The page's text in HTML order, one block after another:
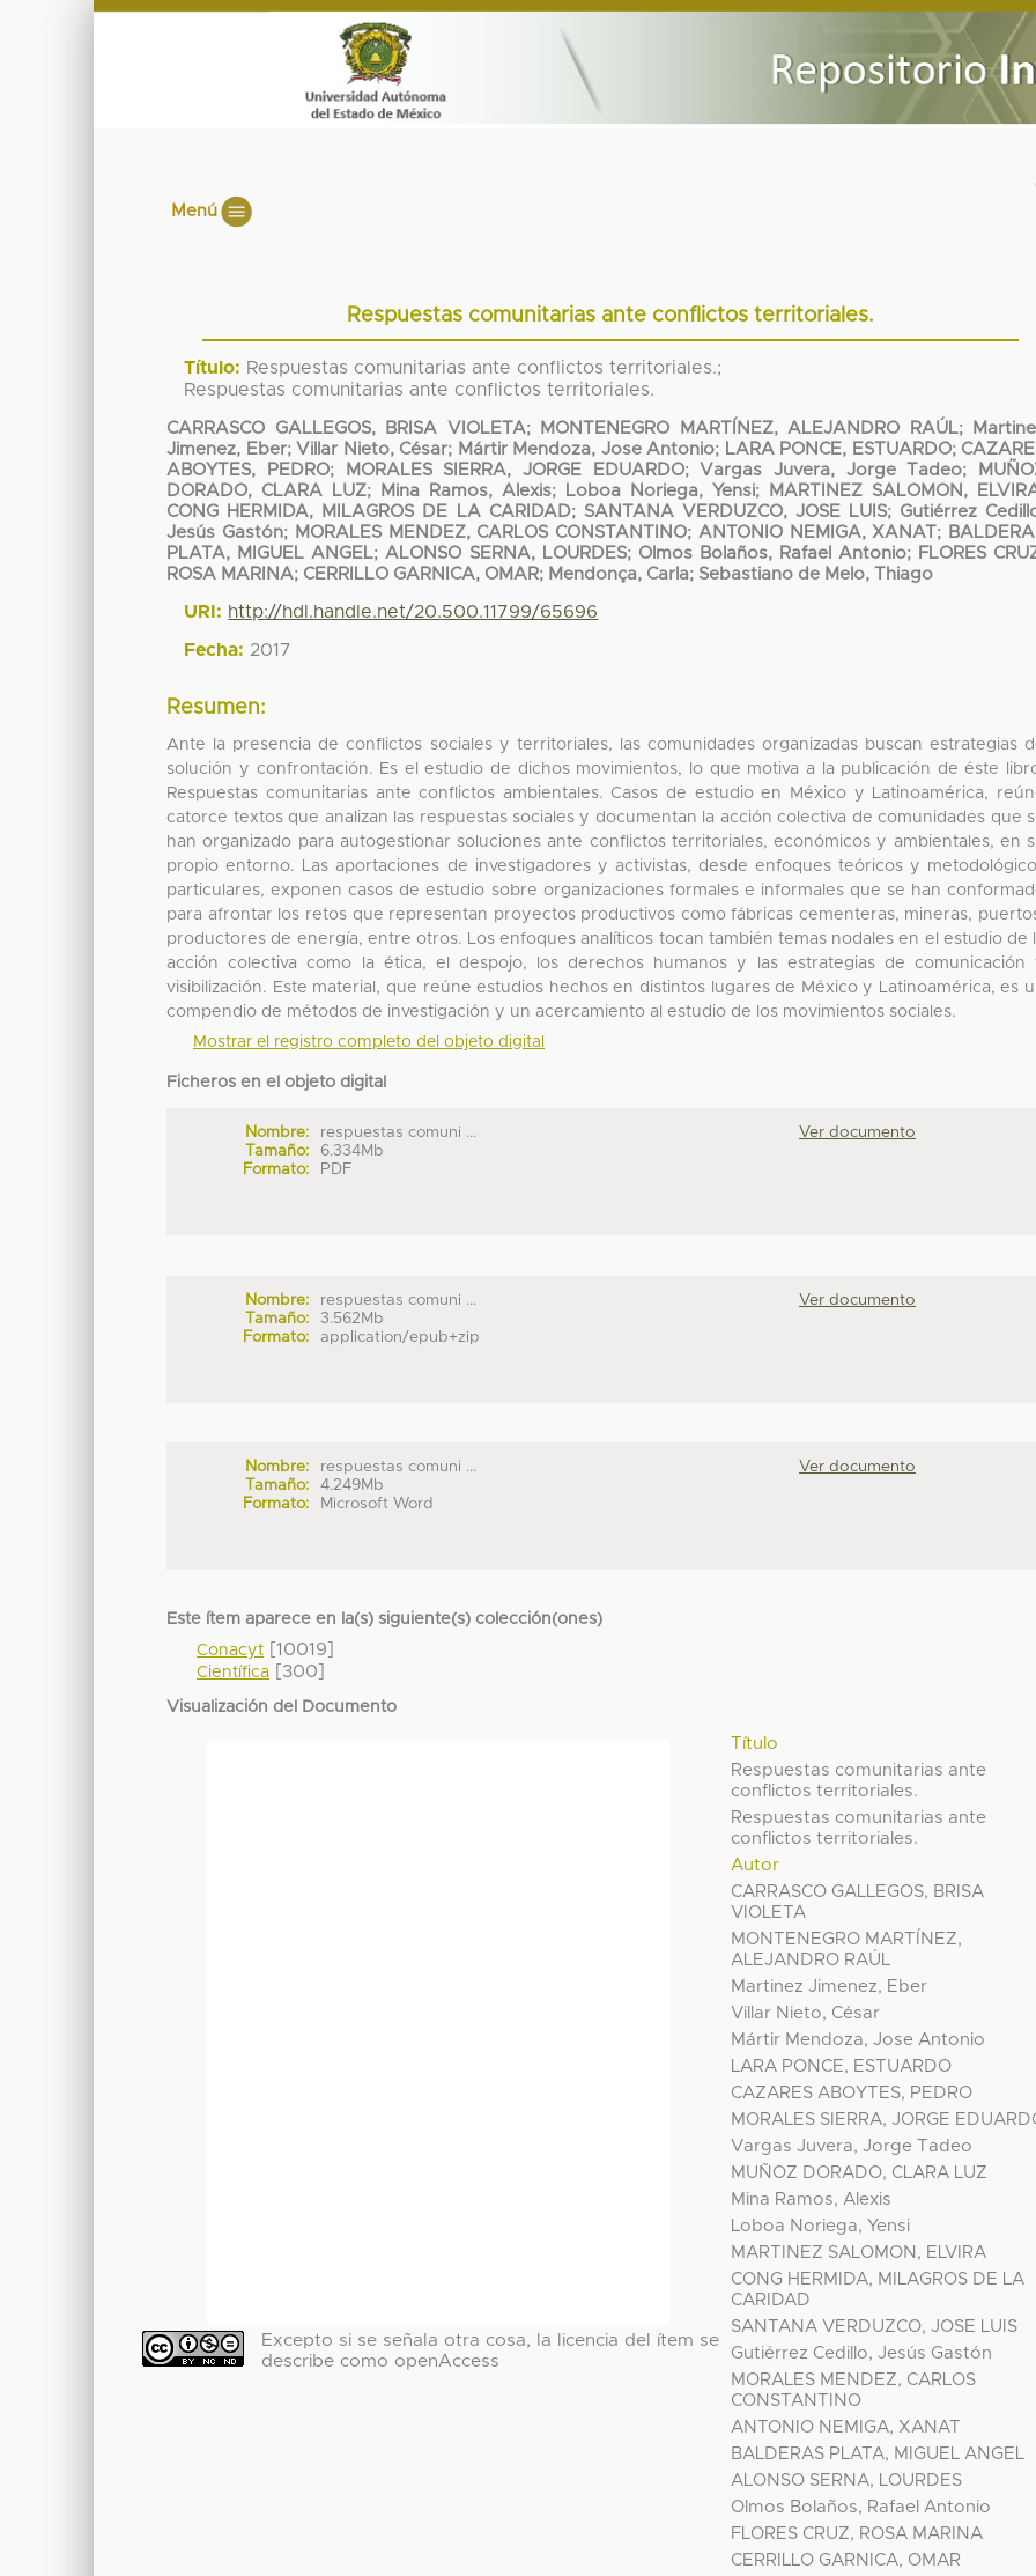
Menú
Respuestas comunitarias ante conflictos territoriales.
Título: Respuestas comunitarias ante conflictos territoriales.;
Respuestas comunitarias ante conflictos territoriales.
CARRASCO GALLEGOS, BRISA VIOLETA; MONTENEGRO MARTÍNEZ, ALEJANDRO RAÚL;
Jimenez, Eber; Villar Nieto, César; Mártir Mendoza, Jose Antonio; LARA PONCE, ESTUARDO;
ABOYTES, PEDRO; MORALES SIERRA, JORGE EDUARDO; Vargas Juvera, Jorge Tadeo;
DORADO, CLARA LUZ; Mina Ramos, Alexis; Loboa Noriega, Yensi;
MARTINEZ SALOMON,
CONG HERMIDA, MILAGROS DE LA CARIDAD; SANTANA VERDUZCO, JOSE LUIS; Gutiérrez
Jesús Gastón; MORALES MENDEZ, CARLOS CONSTANTINO; ANTONIO NEMIGA, XANAT ;
PLATA, MIGUEL ANGEL; ALONSO SERNA, LOURDES; Olmos Bolaños, Rafael Antonio;
FLORES
ROSA MARINA; CERRILLO GARNICA, OMAR; Mendonça, Carla; Sebastiano de Melo, Thiago
URI: http://hdl.handle.net/20.500.11799/65696
Fecha: 2017
Resumen:
Ante la presencia de conflictos sociales y territoriales, las comunidades organizadas buscan estrategias
solución y confrontación. Es el estudio de dichos movimientos, lo que motiva a la publicación de éste
Respuestas comunitarias ante conflictos ambientales. Casos de estudio en México y Latinoamérica,
catorce textos que analizan las respuestas sociales y documentan la acción colectiva de comunidades que
han organizado para autogestionar soluciones ante conflictos territoriales, económicos y ambientales, en
propio entorno. Las aportaciones de investigadores y activistas, desde enfoques teóricos y
particulares, exponen casos de estudio sobre organizaciones formales e informales que se han
para afrontar los retos que representan proyectos productivos como fábricas cementeras, mineras,
productores de energía, entre otros. Los enfoques analíticos tocan también temas nodales en el estudio de
acción colectiva como la ética, el despojo, los derechos humanos y las estrategias de comunicación
visibilización. Este material, que reúne estudios hechos en distintos lugares de México y Latinoamérica, es
compendio de métodos de investigación y un acercamiento al estudio de los movimientos sociales.
Mostrar el registro completo del objeto digital
Ficheros en el objeto digital
Nombre:
respuestas comuni ...
Tamaño:
6.334Mb
Formato:
PDF
Ver documento
Nombre:
respuestas comuni ...
Tamaño:
3.562Mb
Formato:
application/epub+zip
Ver documento
Nombre:
respuestas comuni ...
Tamaño:
4.249Mb
Formato:
Microsoft Word
Ver documento
Este ítem aparece en la(s) siguiente(s) colección(ones)
Conacyt [10019]
Científica [300]
Visualización del Documento
Título
Respuestas comunitarias ante
conflictos territoriales.
Respuestas comunitarias ante
conflictos territoriales.
Autor
CARRASCO GALLEGOS, BRISA
VIOLETA
MONTENEGRO MARTÍNEZ,
ALEJANDRO RAÚL
Martinez Jimenez, Eber
Villar Nieto, César
Mártir Mendoza, Jose Antonio
LARA PONCE, ESTUARDO
CAZARES ABOYTES, PEDRO
MORALES SIERRA, JORGE
Vargas Juvera, Jorge Tadeo
MUÑOZ DORADO, CLARA LUZ
Mina Ramos, Alexis
Loboa Noriega, Yensi
MARTINEZ SALOMON, ELVIRA
CONG HERMIDA, MILAGROS DE LA
CARIDAD
SANTANA VERDUZCO, JOSE LUIS
Gutiérrez Cedillo, Jesús Gastón
MORALES MENDEZ, CARLOS
CONSTANTINO
ANTONIO NEMIGA, XANAT
BALDERAS PLATA, MIGUEL ANGEL
ALONSO SERNA, LOURDES
Olmos Bolaños, Rafael Antonio
FLORES CRUZ, ROSA MARINA
CERRILLO GARNICA, OMAR
Excepto si se señala otra cosa, la licencia del ítem se
describe como openAccess